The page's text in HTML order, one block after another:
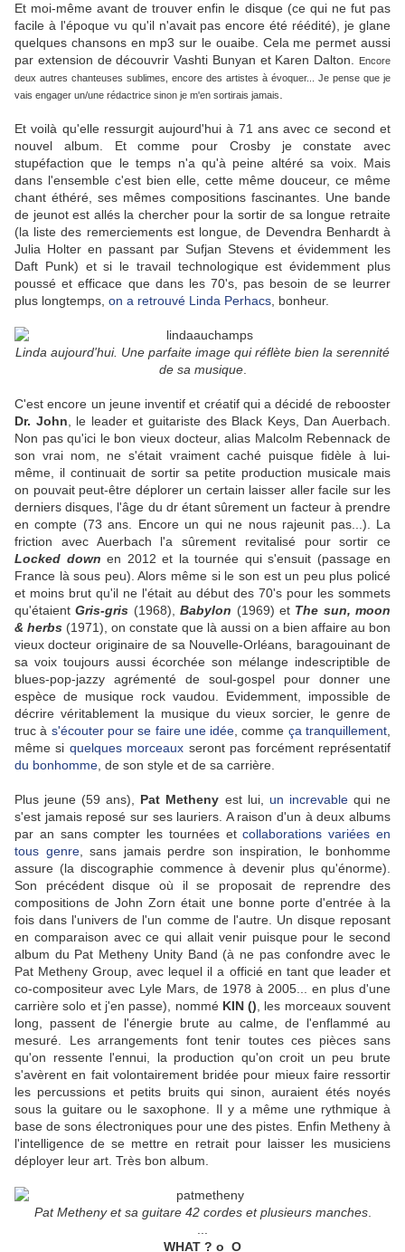
Et moi-même avant de trouver enfin le disque (ce qui ne fut pas
facile à l'époque vu qu'il n'avait pas encore été réédité), je glane
quelques chansons en mp3 sur le ouaibe. Cela me permet aussi
par extension de découvrir Vashti Bunyan et Karen Dalton.
Encore
deux autres chanteuses sublimes, encore des artistes à évoquer... Je pense que je
vais engager un/une rédactrice sinon je m'en sortirais jamais
Et voilà qu'elle ressurgit aujourd'hui à 71 ans avec ce second et
nouvel album. Et comme pour Crosby je constate avec
stupéfaction que le temps n'a qu'à peine altéré sa voix. Mais
dans l'ensemble c'est bien elle, cette même douceur, ce même
chant éthéré, ses mêmes compositions fascinantes. Une bande
de jeunot est allés la chercher pour la sortir de sa longue retraite
(la liste des remerciements est longue, de Devendra Benhardt à
Julia Holter en passant par Sufjan Stevens et évidemment les
Daft Punk) et si le travail technologique est évidemment plus
poussé et efficace que dans les 70's, pas besoin de se leurrer
plus longtemps, on a retrouvé Linda Perhacs , bonheur.
Linda aujourd'hui. Une parfaite image qui réflète bien la serennité
de sa musique.
C'est encore un jeune inventif et créatif qui a décidé de rebooster
Dr. John , le leader et guitariste des Black Keys, Dan Auerbach.
Non pas qu'ici le bon vieux docteur, alias Malcolm Rebennack de
son vrai nom, ne s'était vraiment caché puisque fidèle à lui-
même, il continuait de sortir sa petite production musicale mais
on pouvait peut-être déplorer un certain laisser aller facile sur les
derniers disques, l'âge du dr étant sûrement un facteur à prendre
en compte (73 ans. Encore un qui ne nous rajeunit pas...). La
friction avec Auerbach l'a sûrement revitalisé pour sortir ce
Locked down en 2012 et la tournée qui s'ensuit (passage en
France là sous peu). Alors même si le son est un peu plus policé
et moins brut qu'il ne l'était au début des 70's pour les sommets
qu'étaientGris-gris (1968),Babylon (1969) et The sun, moon
& herbs (1971), on constate que là aussi on a bien affaire au bon
vieux docteur originaire de sa Nouvelle-Orléans, baragouinant de
sa voix toujours aussi écorchée son mélange indescriptible de
blues-pop-jazzy agrémenté de soul-gospel pour donner une
espèce de musique rock vaudou. Evidemment, impossible de
décrire véritablement la musique du vieux sorcier, le genre de
truc à s'écouter pour se faire une idée , comme ça tranquillement
même si quelques morceaux seront pas forcément représentatif
du bonhomme , de son style et de sa carrière.
Plus jeune (59 ans), Pat Metheny est lui, un increvablequi ne
s'est jamais reposé sur ses lauriers. A raison d'un à deux albums
par an sans compter les tournées etcollaborations variées en
tous genre, sans jamais perdre son inspiration, le bonhomme
assure (la discographie commence à devenir plus qu'énorme).
Son précédent disque où il se proposait de reprendre des
compositions de John Zorn était une bonne porte d'entrée à la
fois dans l'univers de l'un comme de l'autre. Un disque reposant
en comparaison avec ce qui allait venir puisque pour le second
album du Pat Metheny Unity Band (à ne pas confondre avec le
Pat Metheny Group, avec lequel il a officié en tant que leader et
co-compositeur avec Lyle Mars, de 1978 à 2005... en plus d'une
carrière solo et j'en passe), nommé KIN () , les morceaux souvent
long, passent de l'énergie brute au calme, de l'enflammé au
mesuré. Les arrangements font tenir toutes ces pièces sans
qu'on ressente l'ennui, la production qu'on croit un peu brute
s'avèrent en fait volontairement bridée pour mieux faire ressortir
les percussions et petits bruits qui sinon, auraient étés noyés
sous la guitare ou le saxophone. Il y a même une rythmique à
base de sons électroniques pour une des pistes. Enfin Metheny à
l'intelligence de se mettre en retrait pour laisser les musiciens
déployer leur art. Très bon album.
Pat Metheny et sa guitare 42 cordes et plusieurs manches.
WHAT ? o_O